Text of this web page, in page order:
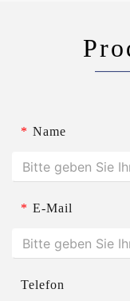
* Name
* E-Mail
Telefon